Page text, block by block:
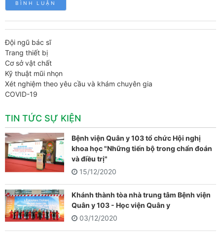
Đội ngũ bác sĩ
Trang thiết bị
Cơ sở vật chất
Kỹ thuật mũi nhọn
Xét nghiệm theo yêu cầu và khám chuyên gia
COVID-19
TIN TỨC SỰ KIỆN
Bệnh viện Quân y 103 tổ chức Hội nghị
khoa học "Những tiến bộ trong chẩn đoán
và điều trị"
15/12/2020
Khánh thành tòa nhà trung tâm Bệnh viện
Quân y 103 - Học viện Quân y
03/12/2020